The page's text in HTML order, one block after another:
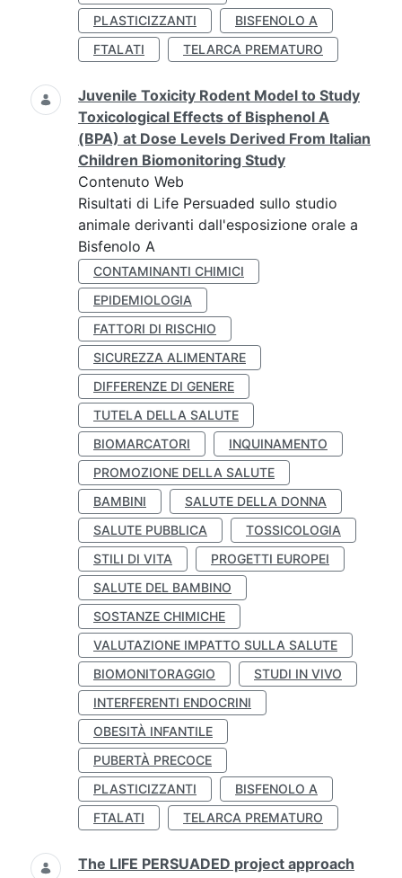
PLASTICIZZANTI
BISFENOLO A
FTALATI
TELARCA PREMATURO
Juvenile Toxicity Rodent Model to Study
Toxicological Effects of Bisphenol A
(BPA) at Dose Levels Derived From Italian
Children Biomonitoring Study
Contenuto Web
Risultati di Life Persuaded sullo studio
animale derivanti dall'esposizione orale a
Bisfenolo A
CONTAMINANTI CHIMICI
EPIDEMIOLOGIA
FATTORI DI RISCHIO
SICUREZZA ALIMENTARE
DIFFERENZE DI GENERE
TUTELA DELLA SALUTE
BIOMARCATORI
INQUINAMENTO
PROMOZIONE DELLA SALUTE
BAMBINI
SALUTE DELLA DONNA
SALUTE PUBBLICA
TOSSICOLOGIA
STILI DI VITA
PROGETTI EUROPEI
SALUTE DEL BAMBINO
SOSTANZE CHIMICHE
VALUTAZIONE IMPATTO SULLA SALUTE
BIOMONITORAGGIO
STUDI IN VIVO
INTERFERENTI ENDOCRINI
OBESITÀ INFANTILE
PUBERTÀ PRECOCE
PLASTICIZZANTI
BISFENOLO A
FTALATI
TELARCA PREMATURO
The LIFE PERSUADED project approach